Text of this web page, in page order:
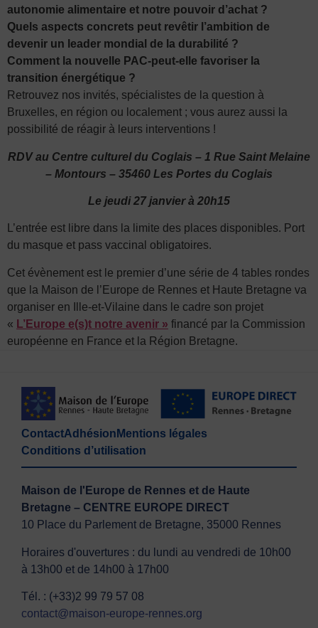
autonomie alimentaire et notre pouvoir d’achat ?
Quels aspects concrets peut revêtir l’ambition de
devenir un leader mondial de la durabilité ?
Comment la nouvelle PAC-peut-elle favoriser la
transition énergétique ?
Retrouvez nos invités, spécialistes de la question à
Bruxelles, en région ou localement ; vous aurez aussi la
possibilité de réagir à leurs interventions !
RDV au Centre culturel du Coglais – 1 Rue Saint Melaine
– Montours – 35460 Les Portes du Coglais
Le jeudi 27 janvier à 20h15
L’entrée est libre dans la limite des places disponibles. Port
du masque et pass vaccinal obligatoires.
Cet évènement est le premier d’une série de 4 tables rondes
que la Maison de l’Europe de Rennes et Haute Bretagne va
organiser en Ille-et-Vilaine dans le cadre son projet
« L’Europe e(s)t notre avenir » financé par la Commission
européenne en France et la Région Bretagne.
ContactAdhésion Mentions légales
Conditions d’utilisation
Maison de l'Europe de Rennes et de Haute
Bretagne – CENTRE EUROPE DIRECT
10 Place du Parlement de Bretagne, 35000 Rennes
Horaires d'ouvertures : du lundi au vendredi de 10h00
à 13h00 et de 14h00 à 17h00
Tél. : (+33)2 99 79 57 08
contact@maison-europe-rennes.org